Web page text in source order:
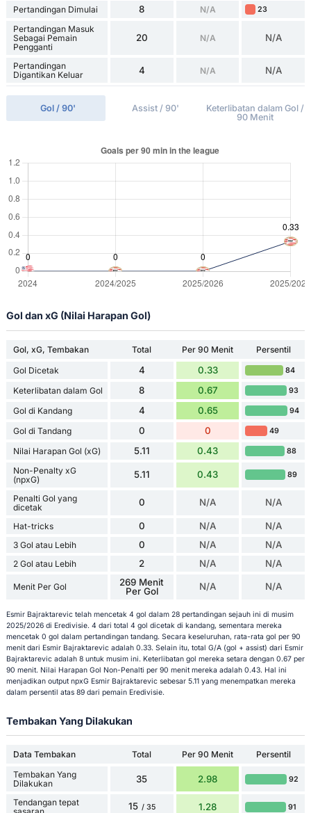
Pertandingan Dimulai 8 N/A 23
Pertandingan Masuk
Sebagai Pemain
Pengganti
20 N/A N/A
Pertandingan
Digantikan Keluar
4 N/A N/A
Gol / 90' Assist / 90'
Keterlibatan dalam Gol /
90 Menit
Gol dan xG (Nilai Harapan Gol)
Gol, xG, Tembakan Total Per 90 Menit
Persentil
Gol Dicetak
4 0.33 84
Keterlibatan dalam Gol 8 0.67 93
Gol di Kandang 4 0.65 94
Gol di Tandang 0 0 49
Nilai Harapan Gol (xG) 5.11 0.43 88
Non-Penalty xG
(npxG)
5.11 0.43 89
Penalti Gol yang
dicetak
0 N/A N/A
Hat-tricks 0 N/A N/A
3 Gol atau Lebih 0 N/A N/A
2 Gol atau Lebih 2 N/A N/A
Menit Per Gol
269 Menit
Per Gol
N/A N/A
Esmir Bajraktarevic telah mencetak 4 gol dalam 28 pertandingan sejauh ini di musim
2025/2026 di Eredivisie. 4 dari total 4 gol dicetak di kandang, sementara mereka
mencetak 0 gol dalam pertandingan tandang. Secara keseluruhan, rata-rata gol per 90
menit dari Esmir Bajraktarevic adalah 0.33. Selain itu, total G/A (gol + assist) dari Esmir
Bajraktarevic adalah 8 untuk musim ini. Keterlibatan gol mereka setara dengan 0.67 per
90 menit. Nilai Harapan Gol Non-Penalti per 90 menit mereka adalah 0.43. Hal ini
menjadikan output npxG Esmir Bajraktarevic sebesar 5.11 yang menempatkan mereka
dalam persentil atas 89 dari pemain Eredivisie.
Tembakan Yang Dilakukan
Data Tembakan Total Per 90 Menit
Persentil
Tembakan Yang
Dilakukan
35 2.98 92
Tendangan tepat
15 / 35 1.28 91